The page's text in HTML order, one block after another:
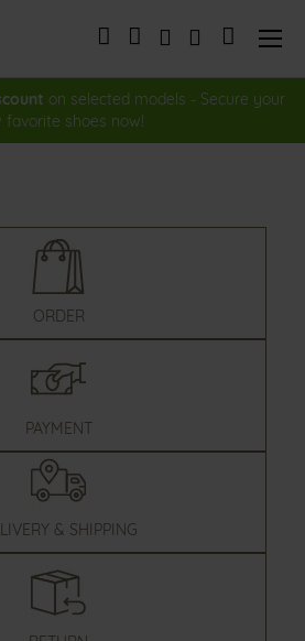
My Cart
on selected models - Secure your
favorite shoes now!
ORDER
PAYMENT
& SHIPPING